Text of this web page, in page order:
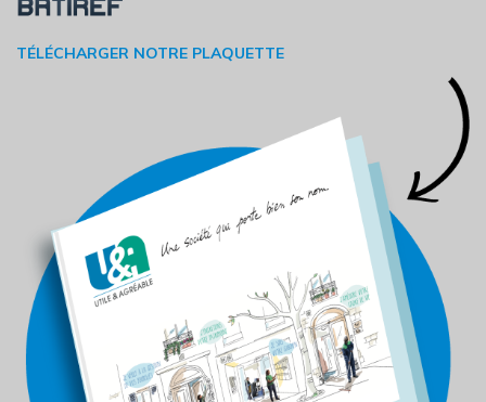
TÉLÉCHARGER NOTRE PLAQUETTE